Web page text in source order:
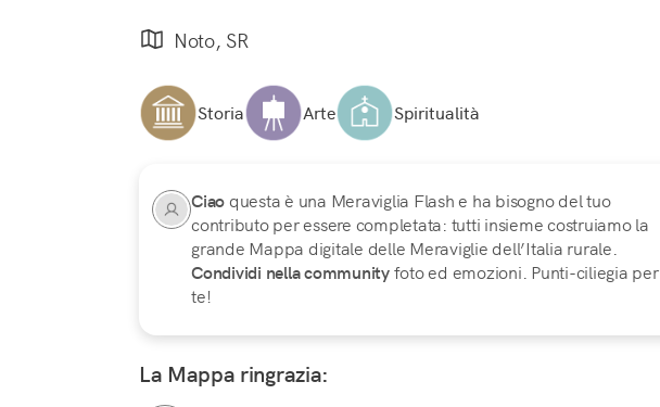
Noto, SR
Storia Arte Spiritualità
Ciao questa è una Meraviglia Flash e ha bisogno del tuo
contributo per essere completata: tutti insieme costruiamo la
grande Mappa digitale delle Meraviglie dell’Italia rurale.
Condividi nella communityfoto ed emozioni. Punti-ciliegia per
te!
La Mappa ringrazia: